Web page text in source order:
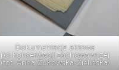
Dokumentacja aktowa
po konserwacji zachowawczej
(fot. Anna Żukowska-Zielińska)